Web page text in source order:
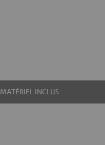
MATÉRIEL INCLUS